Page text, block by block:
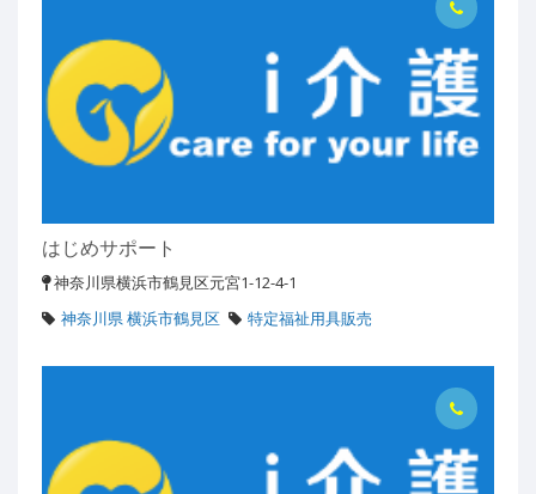
はじめサポート
神奈川県横浜市鶴見区元宮1-12-4-1
神奈川県 横浜市鶴見区
特定福祉用具販売